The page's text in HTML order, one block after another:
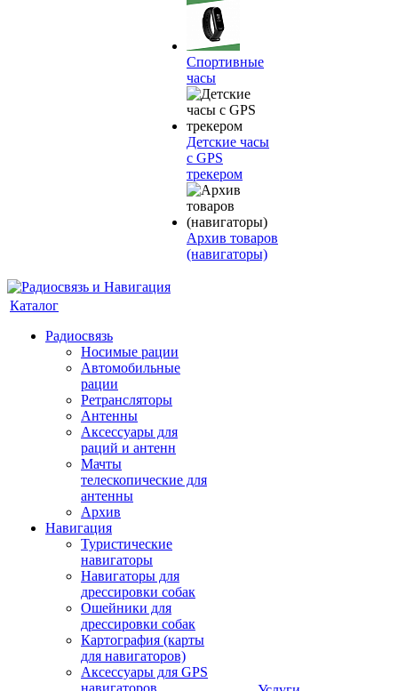
Спортивные
часы
Детские часы
с GPS
трекером
Архив товаров
(навигаторы)
Каталог
Радиосвязь
Носимые рации
Автомобильные
рации
Ретрансляторы
Антенны
Аксессуары для
раций и антенн
Мачты
телескопические для
антенны
Архив
Навигация
Туристические
навигаторы
Навигаторы для
дрессировки собак
Ошейники для
дрессировки собак
Картография (карты
для навигаторов)
Аксессуары для GPS
навигаторов